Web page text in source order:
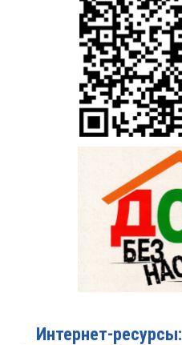
Интернет-ресурсы: